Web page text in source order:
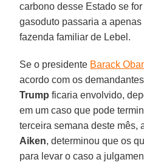
carbono desse Estado se
gasoduto passaria a
fazenda familiar de Lebel.
Se o presidente Barack
acordo com os
Trump ficaria envolvido,
em um caso que pode
terceira semana deste mês,
Aiken, determinou que os
para levar o caso a